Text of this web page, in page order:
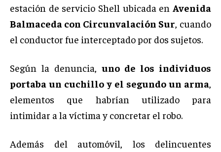
estación de servicio Shell ubicada en Avenida
Balmaceda con Circunvalación Sur , cuando
el conductor fue interceptado por dos sujetos.
Según la denuncia, uno de los individuos
portaba un cuchillo y el segundo un arma
elementos que habrían utilizado para
intimidar a la víctima y concretar el robo.
Además del automóvil, los delincuentes